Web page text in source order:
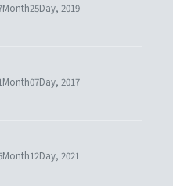
2019
2017
2021